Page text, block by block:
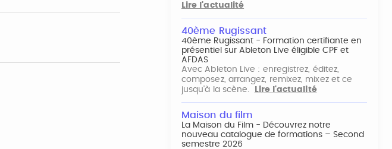
Lire l'actualité
40ème Rugissant
40ème Rugissant - Formation certifiante en
présentiel sur Ableton Live éligible CPF et
AFDAS
Avec Ableton Live : enregistrez, éditez,
composez, arrangez, remixez, mixez et ce
jusqu'à la scène.
Lire l'actualité
Maison du film
La Maison du Film - Découvrez notre
nouveau catalogue de formations – Second
semestre 2026